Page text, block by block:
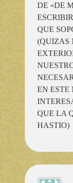
DE «DE
QUE
(QUIZAS
EN ESTE
QUE LA
HASTIO)